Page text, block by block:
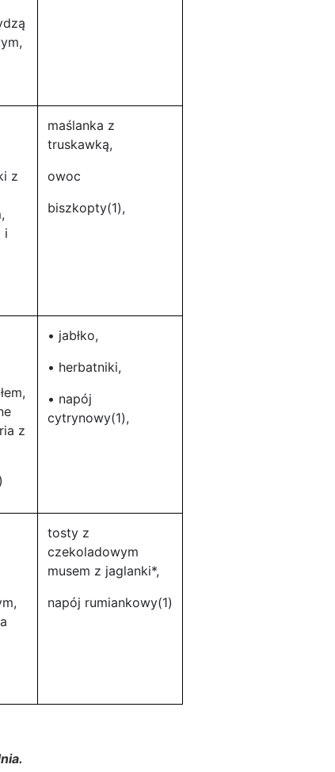
z
i
maślanka z
truskawką,
owoc
biszkopty(1),
z
• jabłko,
• herbatniki,
• napój
cytrynowy(1),
tosty z
czekoladowym
musem z jaglanki*,
napój rumiankowy(1)